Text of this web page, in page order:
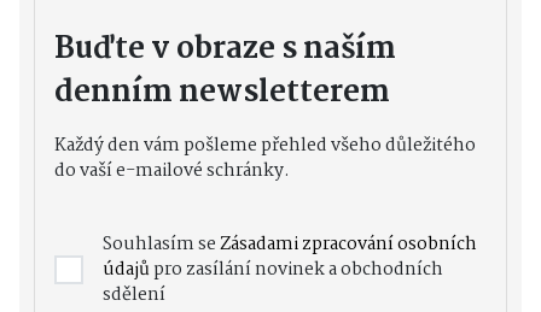
Buďte v obraze s naším
denním newsletterem
Každý den vám pošleme přehled všeho důležitého
do vaší e-mailové schránky.
Souhlasím seZásadami zpracování osobních
údajůpro zasílání novinek a obchodních
sdělení